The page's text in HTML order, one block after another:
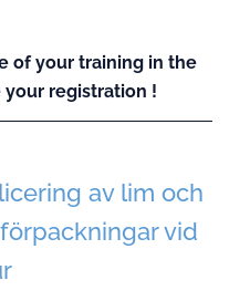
of your training in the
registration !
av lim och
vid